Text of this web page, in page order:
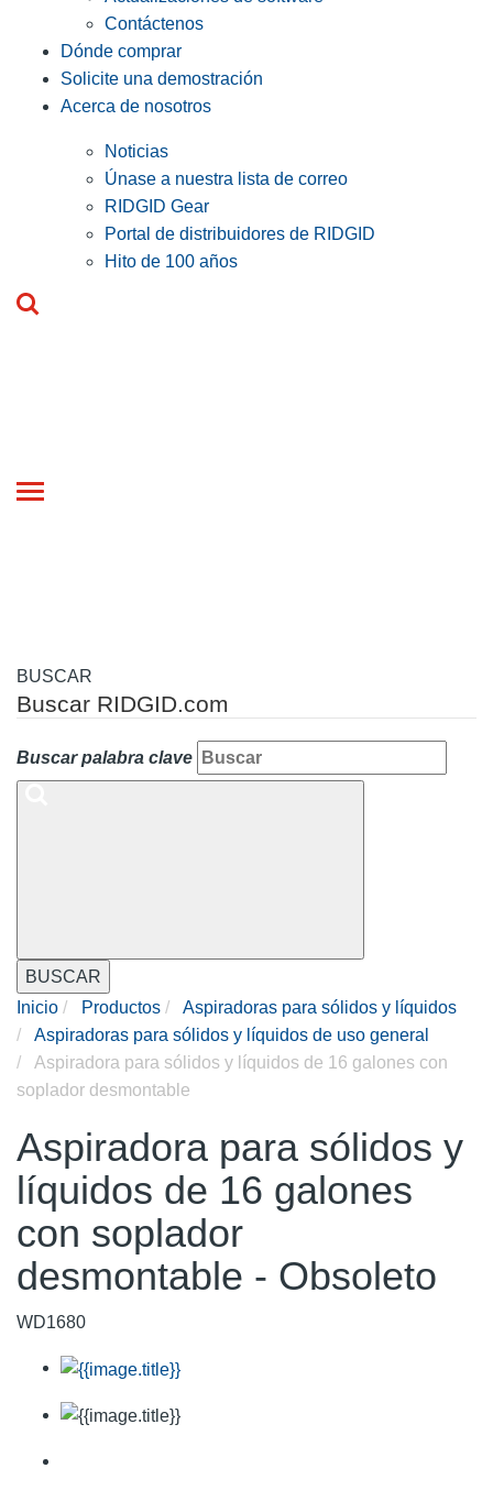
Contáctenos
Dónde comprar
Solicite una demostración
Acerca de nosotros
Noticias
Únase a nuestra lista de correo
RIDGID Gear
Portal de distribuidores de RIDGID
Hito de 100 años
Toggle
BUSCAR
Buscar RIDGID.com
Buscar palabra clave
BUSCAR
Inicio
Productos
Aspiradoras para sólidos y líquidos
Aspiradoras para sólidos y líquidos de uso general
Aspiradora para sólidos y líquidos de 16 galones con
soplador desmontable
Aspiradora para sólidos y
líquidos de 16 galones
con soplador
desmontable - Obsoleto
WD1680